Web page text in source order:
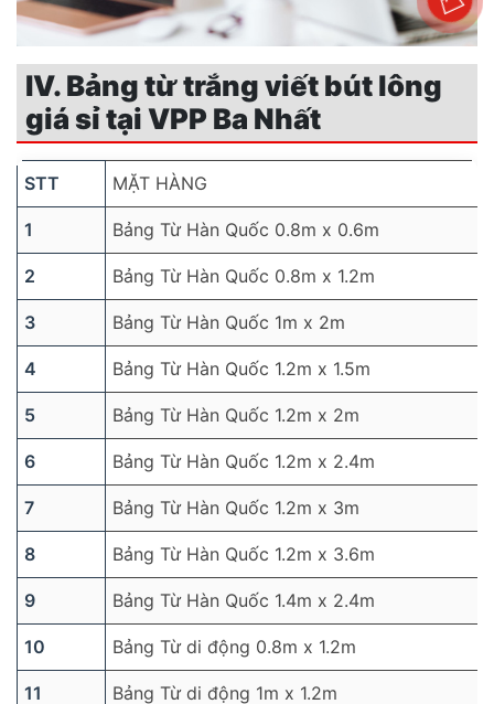
IV. Bảng từ trắng viết bút lông
giá sỉ tại VPP Ba Nhất
STT MẶT HÀNG
1 Bảng Từ Hàn Quốc 0.8m x 0.6m
2 Bảng Từ Hàn Quốc 0.8m x 1.2m
3 Bảng Từ Hàn Quốc 1m x 2m
4 Bảng Từ Hàn Quốc 1.2m x 1.5m
5 Bảng Từ Hàn Quốc 1.2m x 2m
6 Bảng Từ Hàn Quốc 1.2m x 2.4m
7 Bảng Từ Hàn Quốc 1.2m x 3m
8 Bảng Từ Hàn Quốc 1.2m x 3.6m
9 Bảng Từ Hàn Quốc 1.4m x 2.4m
10 Bảng Từ di động 0.8m x 1.2m
11 Bảng Từ di động 1m x 1.2m